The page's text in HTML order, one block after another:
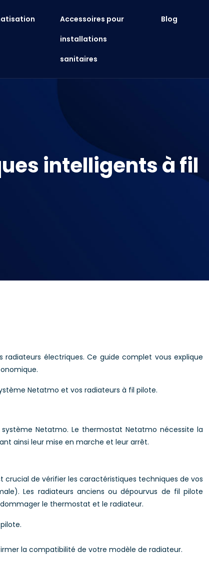
Accessoires pour
installations
sanitaires
Blog
intelligents à fil
électriques. Ce guide complet vous explique
Netatmo et vos radiateurs à fil pilote.
Netatmo. Le thermostat Netatmo nécessite la
ainsi leur mise en marche et leur arrêt.
de vérifier les caractéristiques techniques de vos
Les radiateurs anciens ou dépourvus de fil pilote
le thermostat et le radiateur.
la compatibilité de votre modèle de radiateur.